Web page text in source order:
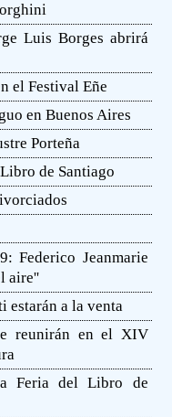
Luis Borges abrirá
el Festival Eñe
en Buenos Aires
Porteña
de Santiago
Federico Jeanmarie
aire''
estarán a la venta
reunirán en el XIV
Feria del Libro de